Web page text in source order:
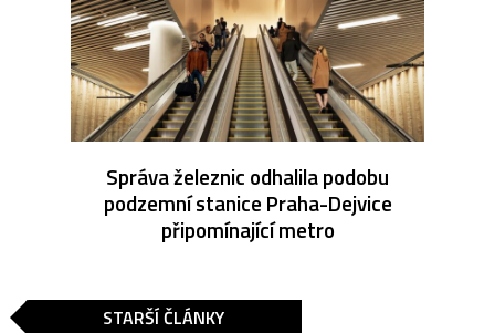
Správa železnic odhalila podobu
podzemní stanice Praha-Dejvice
připomínající metro
STARŠÍ ČLÁNKY